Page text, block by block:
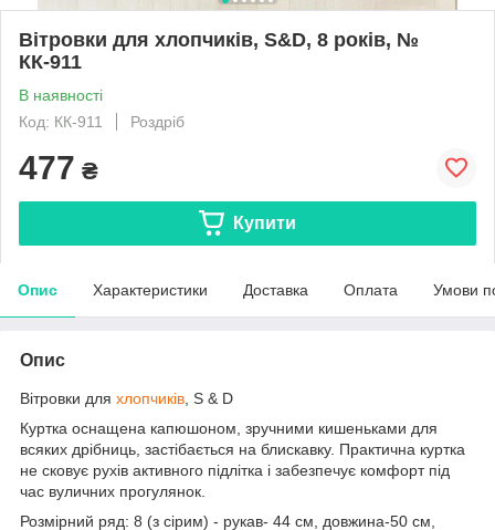
Вітровки для хлопчиків, S&D, 8 років, №
КК-911
В наявності
Код: КК-911
Роздріб
477 ₴
Купити
Опис Характеристики Доставка Оплата Умови
Опис
Вітровки для хлопчиків , S & D
Куртка оснащена капюшоном, зручними кишеньками для
всяких дрібниць, застібається на блискавку. Практична куртка
не сковує рухів активного підлітка і забезпечує комфорт під
час вуличних прогулянок.
Розмірний ряд: 8 (з сірим) - рукав- 44 см, довжина-50 см,